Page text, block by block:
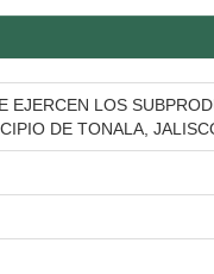
EJERCEN LOS
DE TONALA,